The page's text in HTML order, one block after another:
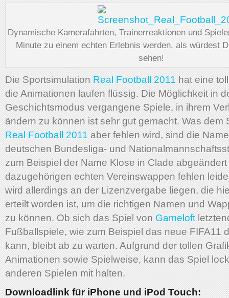
Dynamische Kamerafahrten, Trainerreaktionen und
Minute zu einem echten Erlebnis werden, als würdest
sehen!
Die Sportsimulation Real Football 2011 hat eine
die Animationen laufen flüssig. Die Möglichkeit in
Geschichtsmodus vergangene Spiele, in ihrem
ändern zu können ist sehr gut gemacht. Was dem
Real Football 2011 aber fehlen wird, sind die
deutschen Bundesliga- und
zum Beispiel der Name Klose in Clade
dazugehörigen echten Vereinswappen fehlen
wird allerdings an der Lizenzvergabe liegen, die
erteilt worden ist, um die richtigen Namen und
zu können. Ob sich das Spiel von Gameloft
Fußballspiele, wie zum Beispiel das neue FIFA11
kann, bleibt ab zu warten. Aufgrund der tollen
Animationen sowie Spielweise, kann das Spiel
anderen Spielen mit halten.
Downloadlink für iPhone und iPod Touch: